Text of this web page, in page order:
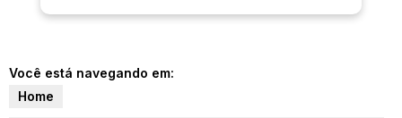
Você está navegando em:
Home